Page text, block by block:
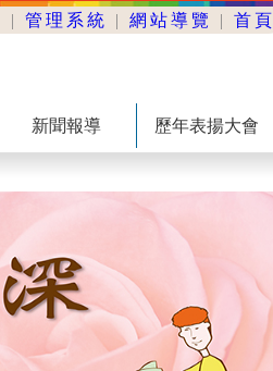
| 管理系統 | 網站導覽 | 首頁
新聞報導 歷年表揚大會